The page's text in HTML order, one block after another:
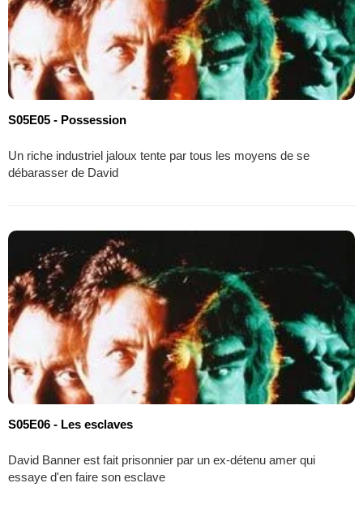
S05E05 - Possession
Un riche industriel jaloux tente par tous les moyens de se
débarasser de David
S05E06 - Les esclaves
David Banner est fait prisonnier par un ex-détenu amer qui
essaye d'en faire son esclave